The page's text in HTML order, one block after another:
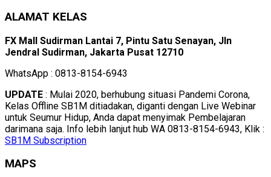
ALAMAT KELAS
FX Mall Sudirman Lantai 7, Pintu Satu Senayan, Jln
Jendral Sudirman, Jakarta Pusat 12710
WhatsApp : 0813-8154-6943
UPDATE : Mulai 2020, berhubung situasi Pandemi Corona,
Kelas Offline SB1M ditiadakan, diganti dengan Live Webinar
untuk Seumur Hidup, Anda dapat menyimak Pembelajaran
darimana saja. Info lebih lanjut hub WA 0813-8154-6943, Klik :
SB1M Subscription
MAPS